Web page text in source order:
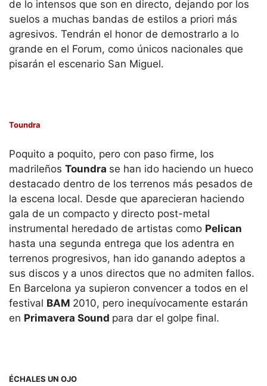
de lo intensos que son en directo, dejando por los
suelos a muchas bandas de estilos a priori más
agresivos. Tendrán el honor de demostrarlo a lo
grande en el Forum, como únicos nacionales que
pisarán el escenario San Miguel.
Toundra
Poquito a poquito, pero con paso firme, los
madrileños Toundra se han ido haciendo un hueco
destacado dentro de los terrenos más pesados de
la escena local. Desde que aparecieran haciendo
gala de un compacto y directo post-metal
instrumental heredado de artistas como Pelican
hasta una segunda entrega que los adentra en
terrenos progresivos, han ido ganando adeptos a
sus discos y a unos directos que no admiten fallos.
En Barcelona ya supieron convencer a todos en el
festival BAM 2010, pero inequívocamente estarán
en Primavera Sound para dar el golpe final.
ÉCHALES UN OJO